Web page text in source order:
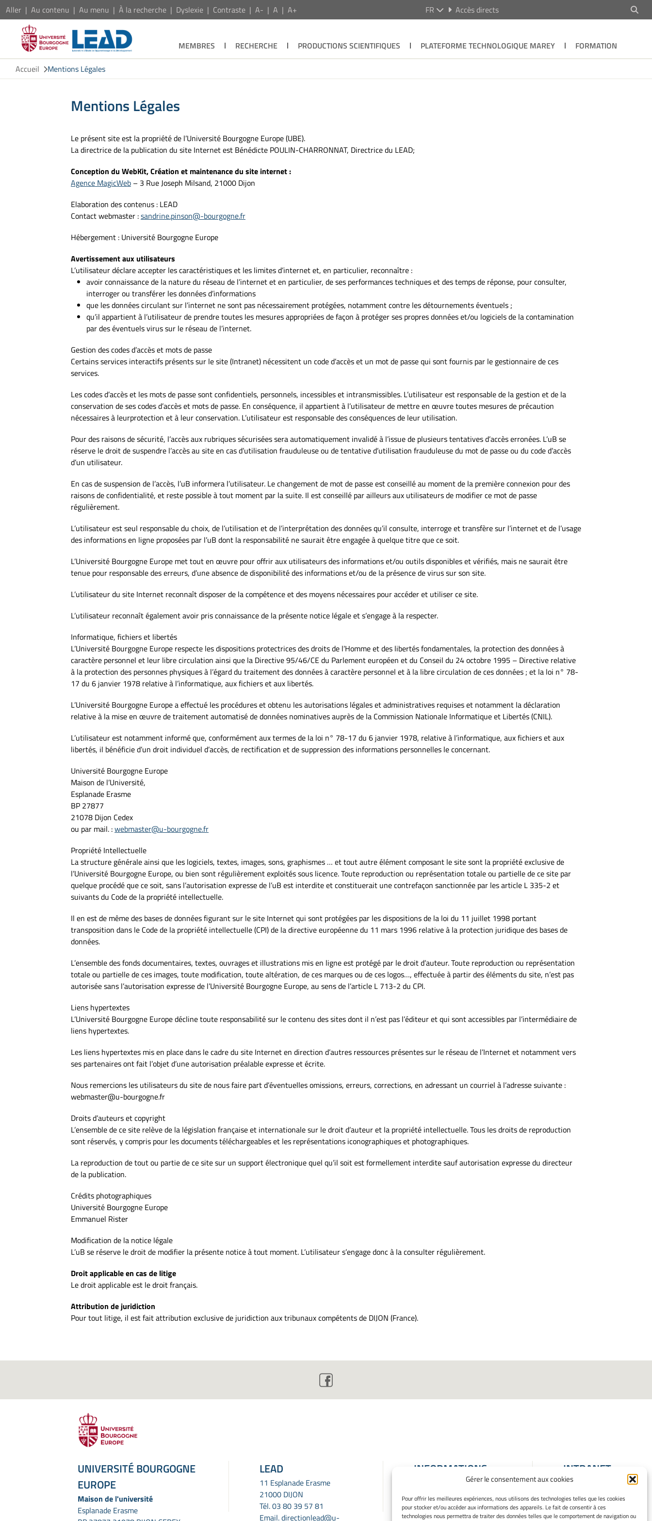
Gérer le consentement aux cookies
Pour offrir les meilleures expériences, nous utilisons des technologies telles que les cookies
pour stocker et/ou accéder aux informations des appareils. Le fait de consentir à ces
technologies nous permettra de traiter des données telles que le comportement de navigation ou
Aller Au contenu Au menu À la recherche Dyslexie Contraste A- A A+ FR Accès directs
MEMBRES RECHERCHE PRODUCTIONS SCIENTIFIQUES PLATEFORME TECHNOLOGIQUE MAREY
FORMATION
Accueil
Mentions Légales
Mentions Légales
Le présent site est la propriété de l’Université Bourgogne Europe (UBE).
La directrice de la publication du site Internet est Bénédicte POULIN-CHARRONNAT, Directrice du LEAD;
Conception du WebKit, Création et maintenance du site internet :
Agence MagicWeb – 3 Rue Joseph Milsand, 21000 Dijon
Elaboration des contenus : LEAD
Contact webmaster :sandrine.pinson@-bourgogne.fr
Hébergement : Université Bourgogne Europe
Avertissement aux utilisateurs
L’utilisateur déclare accepter les caractéristiques et les limites d’internet et, en particulier, reconnaître :
avoir connaissance de la nature du réseau de l’internet et en particulier, de ses performances techniques et des temps de réponse, pour consulter,
interroger ou transférer les données d’informations
que les données circulant sur l’internet ne sont pas nécessairement protégées, notamment contre les détournements éventuels ;
qu’il appartient à l’utilisateur de prendre toutes les mesures appropriées de façon à protéger ses propres données et/ou logiciels de la contamination
par des éventuels virus sur le réseau de l’internet.
Gestion des codes d’accès et mots de passe
Certains services interactifs présents sur le site (Intranet) nécessitent un code d’accès et un mot de passe qui sont fournis par le gestionnaire de ces
services.
Les codes d’accès et les mots de passe sont confidentiels, personnels, incessibles et intransmissibles. L’utilisateur est responsable de la gestion et de la
conservation de ses codes d’accès et mots de passe. En conséquence, il appartient à l’utilisateur de mettre en œuvre toutes mesures de précaution
nécessaires à leurprotection et à leur conservation. L’utilisateur est responsable des conséquences de leur utilisation.
Pour des raisons de sécurité, l’accès aux rubriques sécurisées sera automatiquement invalidé à l’issue de plusieurs tentatives d’accès erronées. L’uB se
réserve le droit de suspendre l’accès au site en cas d’utilisation frauduleuse ou de tentative d’utilisation frauduleuse du mot de passe ou du code d’accès
d’un utilisateur.
En cas de suspension de l’accès, l’uB informera l’utilisateur. Le changement de mot de passe est conseillé au moment de la première connexion pour des
raisons de confidentialité, et reste possible à tout moment par la suite. Il est conseillé par ailleurs aux utilisateurs de modifier ce mot de passe
régulièrement.
L’utilisateur est seul responsable du choix, de l’utilisation et de l’interprétation des données qu’il consulte, interroge et transfère sur l’internet et de l’usage
des informations en ligne proposées par l’uB dont la responsabilité ne saurait être engagée à quelque titre que ce soit.
L’Université Bourgogne Europe met tout en œuvre pour offrir aux utilisateurs des informations et/ou outils disponibles et vérifiés, mais ne saurait être
tenue pour responsable des erreurs, d’une absence de disponibilité des informations et/ou de la présence de virus sur son site.
L’utilisateur du site Internet reconnaît disposer de la compétence et des moyens nécessaires pour accéder et utiliser ce site.
L’utilisateur reconnaît également avoir pris connaissance de la présente notice légale et s’engage à la respecter.
Informatique, fichiers et libertés
L’Université Bourgogne Europe respecte les dispositions protectrices des droits de l’Homme et des libertés fondamentales, la protection des données à
caractère personnel et leur libre circulation ainsi que la Directive 95/46/CE du Parlement européen et du Conseil du 24 octobre 1995 – Directive relative
à la protection des personnes physiques à l’égard du traitement des données à caractère personnel et à la libre circulation de ces données ; et la loi n° 78-
17 du 6 janvier 1978 relative à l’informatique, aux fichiers et aux libertés.
L’Université Bourgogne Europe a effectué les procédures et obtenu les autorisations légales et administratives requises et notamment la déclaration
relative à la mise en œuvre de traitement automatisé de données nominatives auprès de la Commission Nationale Informatique et Libertés (CNIL).
L’utilisateur est notamment informé que, conformément aux termes de la loi n° 78-17 du 6 janvier 1978, relative à l’informatique, aux fichiers et aux
libertés, il bénéficie d’un droit individuel d’accès, de rectification et de suppression des informations personnelles le concernant.
Université Bourgogne Europe
Maison de l’Université,
Esplanade Erasme
BP 27877
21078 Dijon Cedex
ou par mail. :webmaster@u-bourgogne.fr
Propriété Intellectuelle
La structure générale ainsi que les logiciels, textes, images, sons, graphismes … et tout autre élément composant le site sont la propriété exclusive de
l’Université Bourgogne Europe, ou bien sont régulièrement exploités sous licence. Toute reproduction ou représentation totale ou partielle de ce site par
quelque procédé que ce soit, sans l’autorisation expresse de l’uB est interdite et constituerait une contrefaçon sanctionnée par les article L 335-2 et
suivants du Code de la propriété intellectuelle.
Il en est de même des bases de données figurant sur le site Internet qui sont protégées par les dispositions de la loi du 11 juillet 1998 portant
transposition dans le Code de la propriété intellectuelle (CPI) de la directive européenne du 11 mars 1996 relative à la protection juridique des bases de
données.
L’ensemble des fonds documentaires, textes, ouvrages et illustrations mis en ligne est protégé par le droit d’auteur. Toute reproduction ou représentation
totale ou partielle de ces images, toute modification, toute altération, de ces marques ou de ces logos…, effectuée à partir des éléments du site, n’est pas
autorisée sans l’autorisation expresse de l’Université Bourgogne Europe, au sens de l’article L 713-2 du CPI.
Liens hypertextes
L’Université Bourgogne Europe décline toute responsabilité sur le contenu des sites dont il n’est pas l’éditeur et qui sont accessibles par l’intermédiaire de
liens hypertextes.
Les liens hypertextes mis en place dans le cadre du site Internet en direction d’autres ressources présentes sur le réseau de l’Internet et notamment vers
ses partenaires ont fait l’objet d’une autorisation préalable expresse et écrite.
Nous remercions les utilisateurs du site de nous faire part d’éventuelles omissions, erreurs, corrections, en adressant un courriel à l’adresse suivante :
webmaster@u-bourgogne.fr
Droits d’auteurs et copyright
L’ensemble de ce site relève de la législation française et internationale sur le droit d’auteur et la propriété intellectuelle. Tous les droits de reproduction
sont réservés, y compris pour les documents téléchargeables et les représentations iconographiques et photographiques.
La reproduction de tout ou partie de ce site sur un support électronique quel qu’il soit est formellement interdite sauf autorisation expresse du directeur
de la publication.
Crédits photographiques
Université Bourgogne Europe
Emmanuel Rister
Modification de la notice légale
L’uB se réserve le droit de modifier la présente notice à tout moment. L’utilisateur s’engage donc à la consulter régulièrement.
Droit applicable en cas de litige
Le droit applicable est le droit français.
Attribution de juridiction
Pour tout litige, il est fait attribution exclusive de juridiction aux tribunaux compétents de DIJON (France).
UNIVERSITÉ BOURGOGNE
EUROPE
Maison de l'université
Esplanade Erasme
LEAD
11 Esplanade Erasme
21000 DIJON
Tél.03 80 39 57 81
Email.directionlead@u-
INFORMATIONS
Mentions Légales
Gérer mes cookies
INTRANET